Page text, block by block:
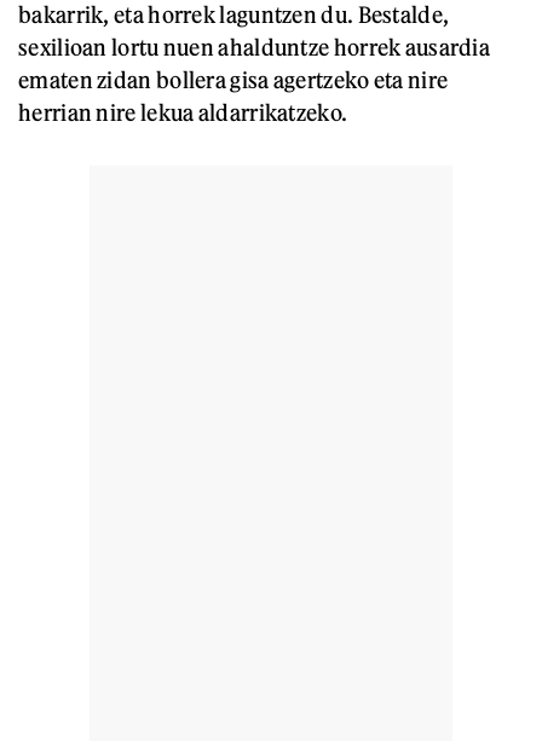
bakarrik, eta horrek laguntzen du. Bestalde,
sexilioan lortu nuen ahalduntze horrek ausardia
ematen zidan bollera gisa agertzeko eta nire
herrian nire lekua aldarrikatzeko.